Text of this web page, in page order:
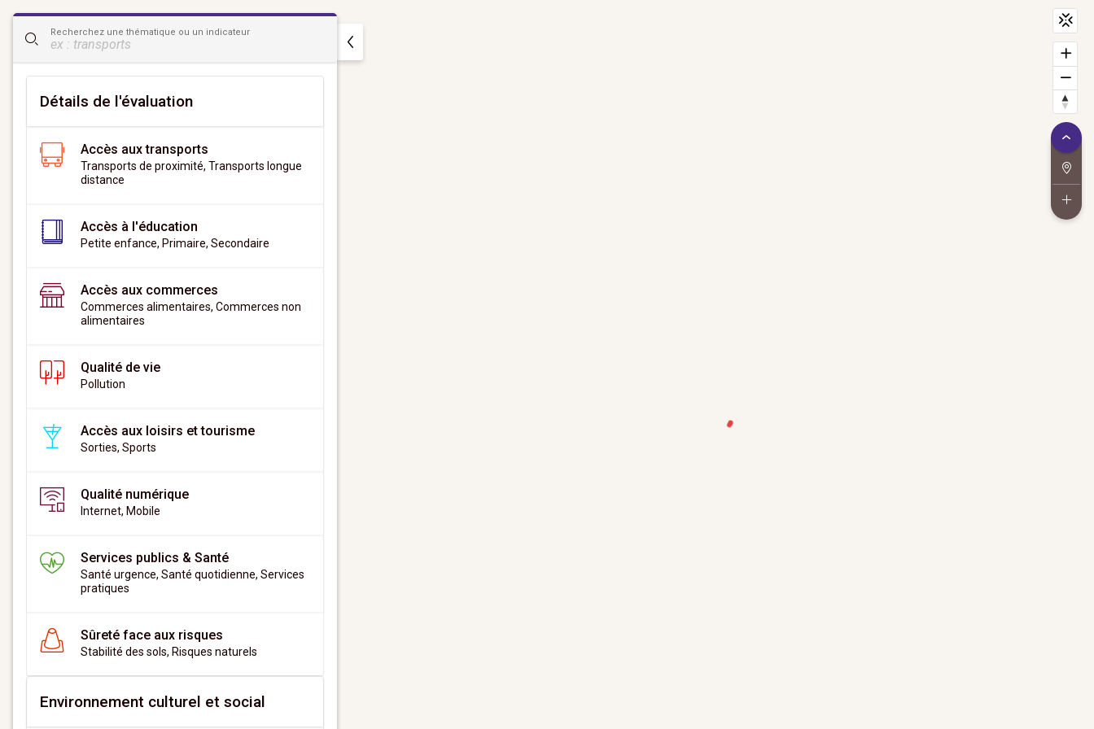
CityScan
widgetRecherchez une thématique ou un indicateur
Détails de l'évaluation
Accès aux transports
Transports de proximité, Transports longue
distance
Accès à l'éducation
Petite enfance, Primaire, Secondaire
Accès aux commerces
Commerces alimentaires, Commerces non
alimentaires
Qualité de vie
Pollution
Accès aux loisirs et tourisme
Sorties, Sports
Qualité numérique
Internet, Mobile
Services publics & Santé
Santé urgence, Santé quotidienne, Services
pratiques
Sûreté face aux risques
Stabilité des sols, Risques naturels
Environnement culturel et social